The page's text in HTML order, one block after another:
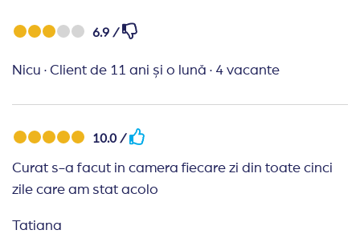
6.9 /
Nicu · Client de 11 ani și o lună · 4 vacante
10.0 /
Curat s-a facut in camera fiecare zi din toate cinci
zile care am stat acolo
Tatiana